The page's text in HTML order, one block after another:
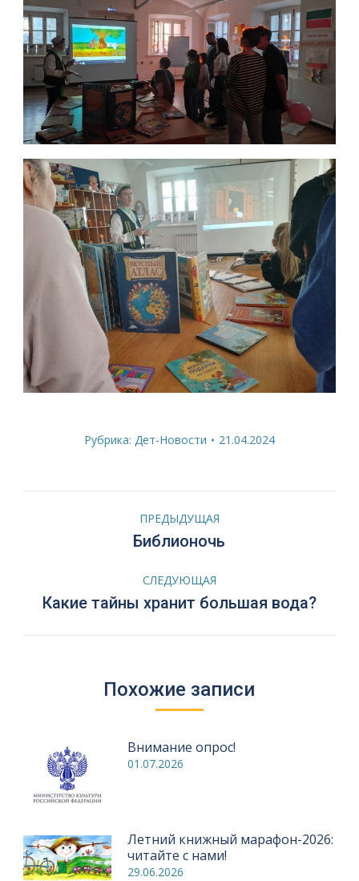
Рубрика: Дет-Новости 21.04.2024
НавигацияПРЕДЫДУЩАЯ
Предыдущая
Библионочь
СЛЕДУЮЩАЯ
Следующая
Какие тайны хранит большая вода?
Похожие записи
Внимание опрос!
01.07.2026
Летний книжный марафон-2026:
читайте с нами!
29.06.2026